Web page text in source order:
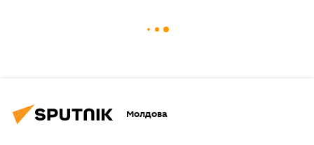
Молдова